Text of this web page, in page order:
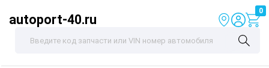
autoport-40.ru
0